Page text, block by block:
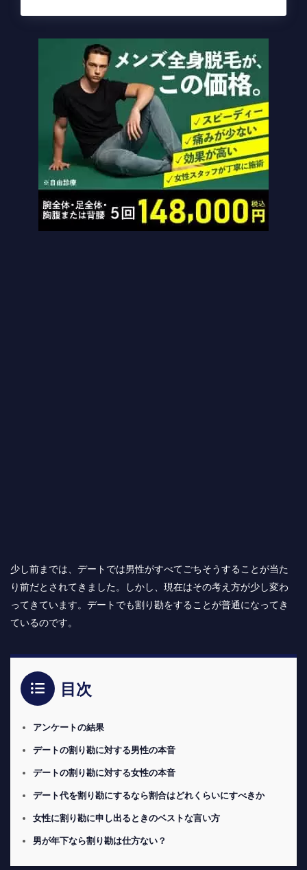
少し前までは、デートでは男性がすべてごちそうすることが当た
り前だとされてきました。しかし、現在はその考え方が少し変わ
ってきています。デートでも割り勘をすることが普通になってき
ているのです。
目次
アンケートの結果
デートの割り勘に対する男性の本音
デートの割り勘に対する女性の本音
デート代を割り勘にするなら割合はどれくらいにすべきか
女性に割り勘に申し出るときのベストな言い方
男が年下なら割り勘は仕方ない？